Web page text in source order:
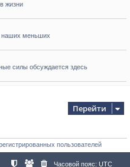
жизни
наших меньших
силы обсуждается здесь
Перейти
пользователей
Часовой пояс: UTC